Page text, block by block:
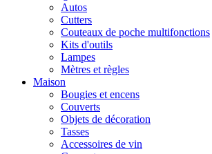
Autos
Cutters
Couteaux de poche multifonctions
Kits d'outils
Lampes
Mètres et règles
Maison
Bougies et encens
Couverts
Objets de décoration
Tasses
Accessoires de vin